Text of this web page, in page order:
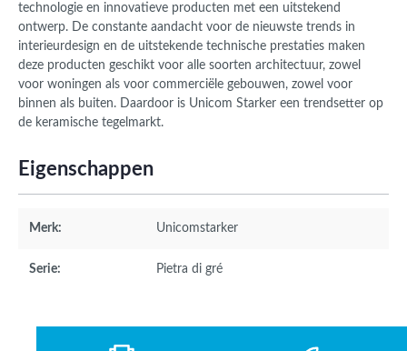
technologie en innovatieve producten met een uitstekend
ontwerp. De constante aandacht voor de nieuwste trends in
interieurdesign en de uitstekende technische prestaties maken
deze producten geschikt voor alle soorten architectuur, zowel
voor woningen als voor commerciële gebouwen, zowel voor
binnen als buiten. Daardoor is Unicom Starker een trendsetter op
de keramische tegelmarkt.
Eigenschappen
Merk: Unicomstarker
Serie: Pietra di gré